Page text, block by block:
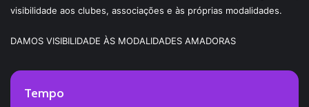
visibilidade aos clubes, associações e às próprias modalidades.
DAMOS VISIBILIDADE ÀS MODALIDADES AMADORAS
Tempo